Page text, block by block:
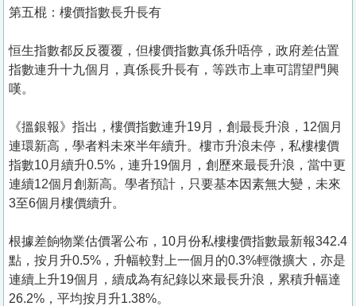
第五棍：樓價指數長升長有
恒生指數都反反覆覆，但樓價指數真係升唔停，政府差估置
指數連升十九個月，真係長升長有，等跌市上車可謂望門興
嘆。
《搵銀報》指出，樓價指數連升19月，創最長升浪，12個月
連環新高，學者料未來半年續升。樓市升浪未停，私樓樓價
指數10月續升0.5%，連升19個月，創歷來最長升浪，當中更
連續12個月創新高。學者預計，只要基本因素無大變，未來
3至6個月樓價續升。
根據差餉物業估價署公布，10月份私樓樓價指數最新報342.4
點，按月升0.5%，升幅較對上一個月的0.3%輕微擴大，亦是
連續上升19個月，續成為有紀錄以來最長升浪，累積升幅達
26.2%，平均按月升1.38%。